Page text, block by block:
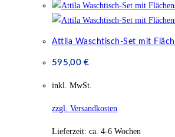
Attila Waschtisch-Set mit
595,00€
inkl. MwSt.
zzgl. Versandkosten
Lieferzeit: ca. 4-6 Wochen